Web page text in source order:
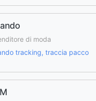
di moda
tracking, traccia pacco